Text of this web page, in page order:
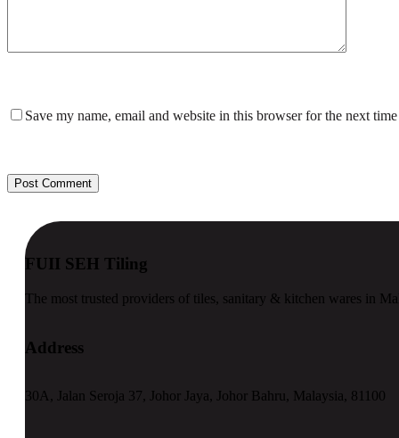
Save my name, email and website in this browser for the next
Post Comment
FUII SEH Tiling
The most trusted providers of tiles, sanitary & kitchen wares in
Address
30A, Jalan Seroja 37, Johor Jaya, Johor Bahru, Malaysia, 81100